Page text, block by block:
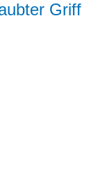
Griff